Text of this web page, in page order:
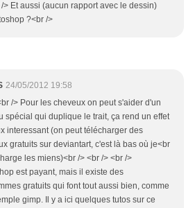
> Et aussi (aucun rapport avec le dessin)
?<br />
24/05/2012 19:58
/> Pour les cheveux on peut s'aider d'un
spécial qui duplique le trait, ça rend un effet
interessant (on peut télécharger des
gratuits sur deviantart, c'est là bas où je<br
les miens)<br /> <br /> <br />
est payant, mais il existe des
gratuits qui font tout aussi bien, comme
gimp. Il y a ici quelques tutos sur ce